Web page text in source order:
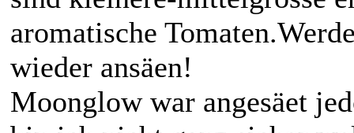
aromatische
wieder ansäen!
Moonglow war angesäet